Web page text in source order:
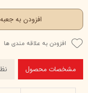
افزودن به
افزودن به علاقه مندی ها
مشخصات محصول